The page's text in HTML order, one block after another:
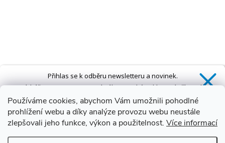
Používáme cookies, abychom Vám umožnili pohodlné
prohlížení webu a díky analýze provozu webu neustále
zlepšovali jeho funkce, výkon a použitelnost. Více informací
Přihlas se k odběru newsletteru a novinek.
ZískášSLEVU 5 %na první nákup a také exkluzivní přístup k
novinkám, slevám a dalším speciálním nabídkám.*
Ano, chci se přihlásit